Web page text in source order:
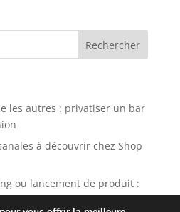
les autres : privatiser un bar
à découvrir chez Shop
ou lancement de produit :
est le spot idéal ?